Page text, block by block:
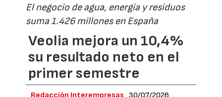
El negocio de agua, energía y residuos
suma 1.426 millones en España
Veolia mejora un 10,4%
su resultado neto en el
primer semestre